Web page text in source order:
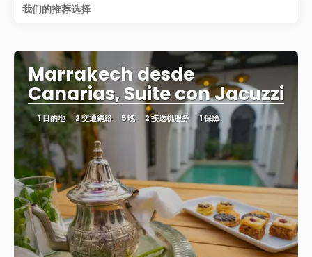
我们的推荐选择
Marrakech desde
Canarias, Suite con Jacuzzi
1 目的地 2 交通網絡 5 晚 2 接送机服务 1 保險